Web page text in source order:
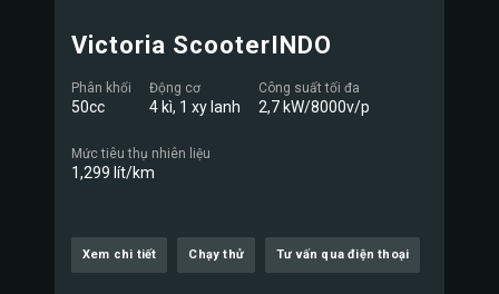
Victoria ScooterINDO
Phân khối
50cc
Động cơ
4 kì, 1 xy lanh
Công suất tối đa
2,7 kW/8000v/p
Mức tiêu thụ nhiên liệu
1,299 lít/km
Xem chi tiết Chạy thử Tư vấn qua điện thoại